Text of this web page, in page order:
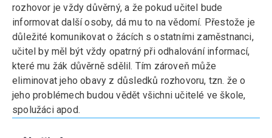
rozhovor je vždy důvěrný, a že pokud učitel bude
informovat další osoby, dá mu to na vědomí. Přestože je
důležité komunikovat o žácích s ostatními zaměstnanci,
učitel by měl být vždy opatrný při odhalování informací,
které mu žák důvěrně sdělil. Tím zároveň může
eliminovat jeho obavy z důsledků rozhovoru, tzn. že o
jeho problémech budou vědět všichni učitelé ve škole,
spolužáci apod.